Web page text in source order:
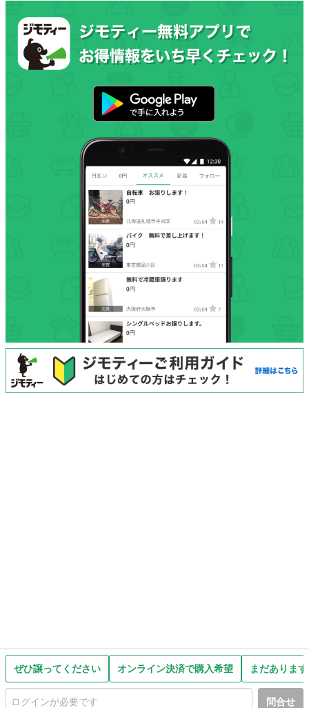
ぜひ譲ってください オンライン決済で購入希望 まだありま
問合せ